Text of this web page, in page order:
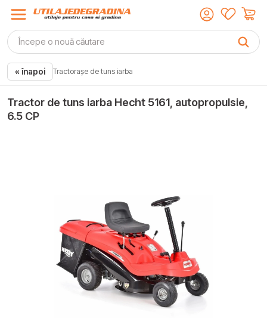
« înapoi Tractorașe de tuns iarba
Tractor de tuns iarba Hecht 5161, autopropulsie,
6.5 CP